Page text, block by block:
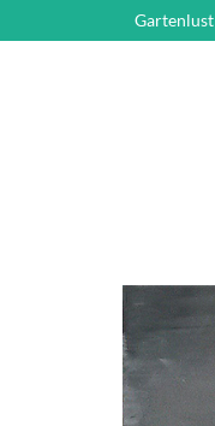
Gartenlust